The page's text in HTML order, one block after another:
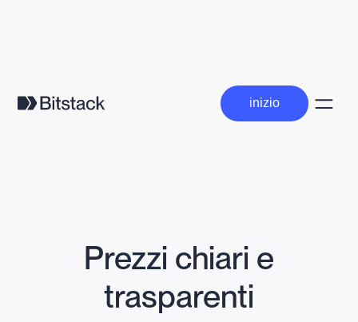
inizio
inizio
Prezzi chiari e
trasparenti